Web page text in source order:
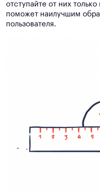
отступайте от них
поможет наилучшим
пользователя.